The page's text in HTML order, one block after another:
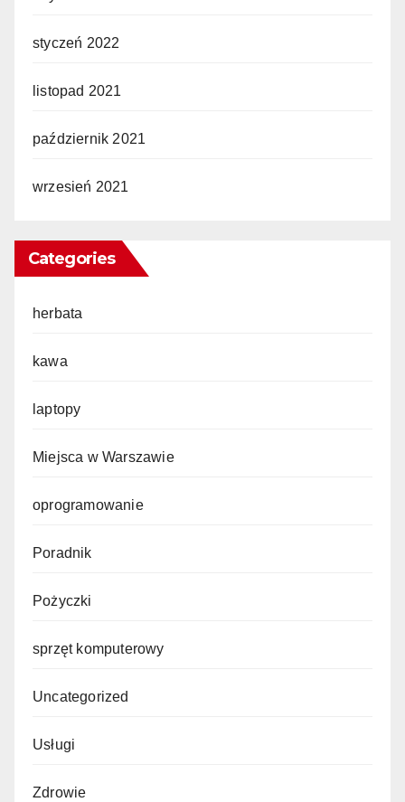
styczeń 2022
listopad 2021
październik 2021
wrzesień 2021
Categories
herbata
kawa
laptopy
Miejsca w Warszawie
oprogramowanie
Poradnik
Pożyczki
sprzęt komputerowy
Uncategorized
Usługi
Zdrowie